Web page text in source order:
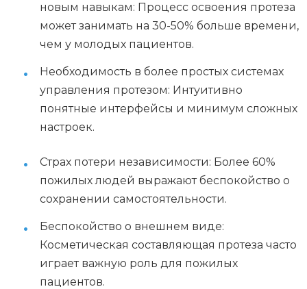
новым навыкам: Процесс освоения протеза
может занимать на 30-50% больше времени,
чем у молодых пациентов.
Необходимость в более простых системах
управления протезом: Интуитивно
понятные интерфейсы и минимум сложных
настроек.
Страх потери независимости: Более 60%
пожилых людей выражают беспокойство о
сохранении самостоятельности.
Беспокойство о внешнем виде:
Косметическая составляющая протеза часто
играет важную роль для пожилых
пациентов.